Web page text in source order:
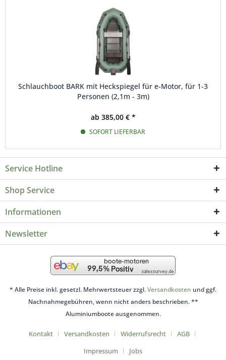
Schlauchboot BARK mit Heckspiegel für e-Motor, für 1-3
Personen (2,1m - 3m)
ab 385,00 € *
SOFORT LIEFERBAR
Service Hotline
Shop Service
Informationen
Newsletter
* Alle Preise inkl. gesetzl. Mehrwertsteuer zzgl.Versandkosten und ggf.
Nachnahmegebühren, wenn nicht anders beschrieben. **
Aluminiumboote ausgenommen.
Kontakt Versandkosten Widerrufsrecht
AGB
Impressum
Jobs